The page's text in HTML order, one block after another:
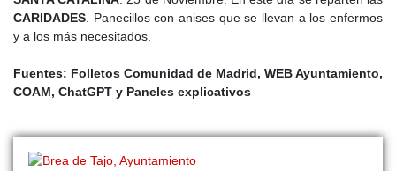
CARIDADES . Panecillos con anises que se llevan a los enfermos
y a los más necesitados.
Fuentes: Folletos Comunidad de Madrid, WEB Ayuntamiento,
COAM, ChatGPT y Paneles explicativos